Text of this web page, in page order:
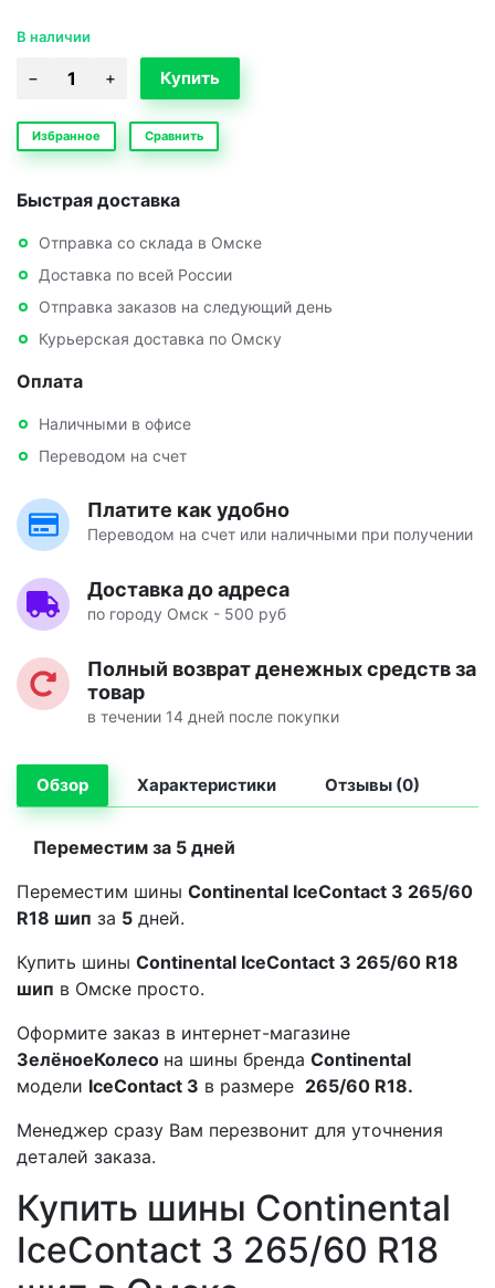
В наличии
Избранное Сравнить
Быстрая доставка
Отправка со склада в Омске
Доставка по всей России
Отправка заказов на следующий день
Курьерская доставка по Омску
Оплата
Наличными в офисе
Переводом на счет
Платите как удобно
Переводом на счет или наличными при получении
Доставка до адреса
по городу Омск - 500 руб
Полный возврат денежных средств за
товар
в течении 14 дней после покупки
Обзор Характеристики Отзывы (0)
Переместим за 5 дней
Переместим шины Continental IceContact 3 265/60
R18 шип за 5 дней.
Купить шины Continental IceContact 3 265/60 R18
шип в Омске просто.
Оформите заказ в интернет-магазине
ЗелёноеКолесо на шины бренда Continental
модели IceContact 3 в размере 265/60 R18.
Менеджер сразу Вам перезвонит для уточнения
деталей заказа.
Купить шины Continental
IceContact 3 265/60 R18